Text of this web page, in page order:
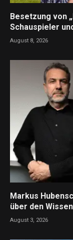
Besetzung von
Schauspieler
August 8, 2026
Markus
über den
August 3, 2026